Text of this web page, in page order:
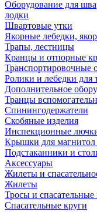
Оборудование для
лодки
Швартовые утки
Якорные лебедки,
Трапы, лестницы
Кранцы и отпорные
Транспортировочные
Ролики и лебедки для
Дополнительное
Транцы
Спинингодержатели
Скобяные изделия
Инспекционные
Крышки для
Подстаканники и
Аксессуары
Жилеты и
Жилеты
Тросы и
Спасательные круги